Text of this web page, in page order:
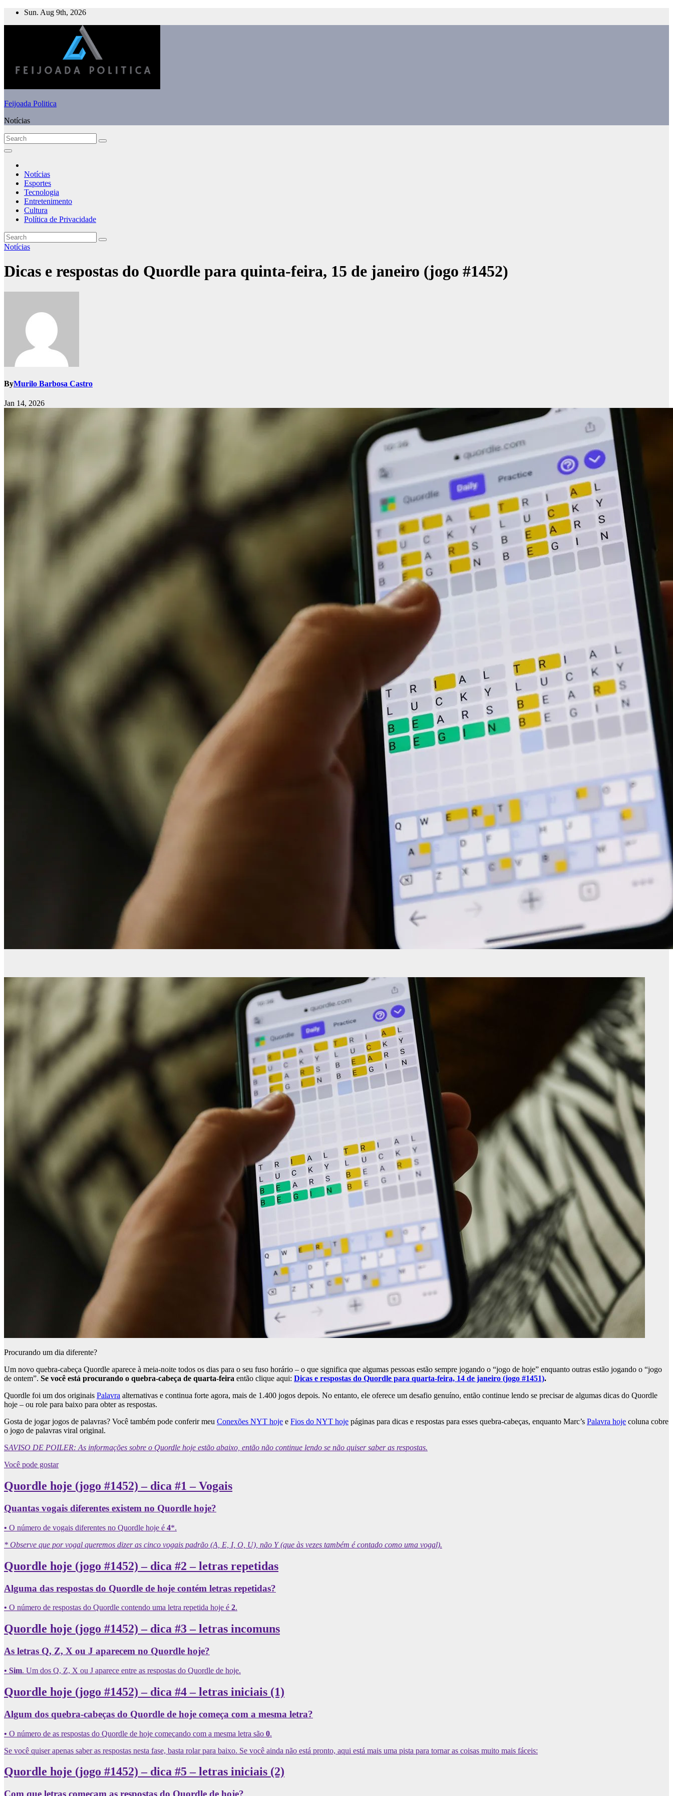
Skip
Sun. Aug 9th, 2026
Feijoada Politica
Notícias
Notícias
Esportes
Tecnologia
Entretenimento
Cultura
Política de Privacidade
Notícias
Dicas e respostas do Quordle para quinta-feira, 15 de janeiro (jogo #1452)
ByMurilo Barbosa Castro
Jan 14, 2026
Procurando um dia diferente?
Um novo quebra-cabeça Quordle aparece à meia-noite todos os dias para o seu fuso horário – o que significa que algumas pessoas estão sempre jogando o “jogo de hoje” enquanto outras estão jogando o “jogo
de ontem”. Se você está procurando o quebra-cabeça de quarta-feira então clique aqui: Dicas e respostas do Quordle para quarta-feira, 14 de janeiro (jogo #1451).
Quordle foi um dos originais Palavra alternativas e continua forte agora, mais de 1.400 jogos depois. No entanto, ele oferece um desafio genuíno, então continue lendo se precisar de algumas dicas do Quordle
hoje – ou role para baixo para obter as respostas.
Gosta de jogar jogos de palavras? Você também pode conferir meu Conexões NYT hoje e Fios do NYT hoje páginas para dicas e respostas para esses quebra-cabeças, enquanto Marc’s Palavra hoje coluna cobre
o jogo de palavras viral original.
SAVISO DE POILER: As informações sobre o Quordle hoje estão abaixo, então não continue lendo se não quiser saber as respostas.
Você pode gostar
Quordle hoje (jogo #1452) – dica #1 – Vogais
Quantas vogais diferentes existem no Quordle hoje?
• O número de vogais diferentes no Quordle hoje é 4*.
* Observe que por vogal queremos dizer as cinco vogais padrão (A, E, I, O, U), não Y (que às vezes também é contado como uma vogal).
Quordle hoje (jogo #1452) – dica #2 – letras repetidas
Alguma das respostas do Quordle de hoje contém letras repetidas?
• O número de respostas do Quordle contendo uma letra repetida hoje é 2.
Quordle hoje (jogo #1452) – dica #3 – letras incomuns
As letras Q, Z, X ou J aparecem no Quordle hoje?
• Sim. Um dos Q, Z, X ou J aparece entre as respostas do Quordle de hoje.
Quordle hoje (jogo #1452) – dica #4 – letras iniciais (1)
Algum dos quebra-cabeças do Quordle de hoje começa com a mesma letra?
• O número de as respostas do Quordle de hoje começando com a mesma letra são 0.
Se você quiser apenas saber as respostas nesta fase, basta rolar para baixo. Se você ainda não está pronto, aqui está mais uma pista para tornar as coisas muito mais fáceis:
Quordle hoje (jogo #1452) – dica #5 – letras iniciais (2)